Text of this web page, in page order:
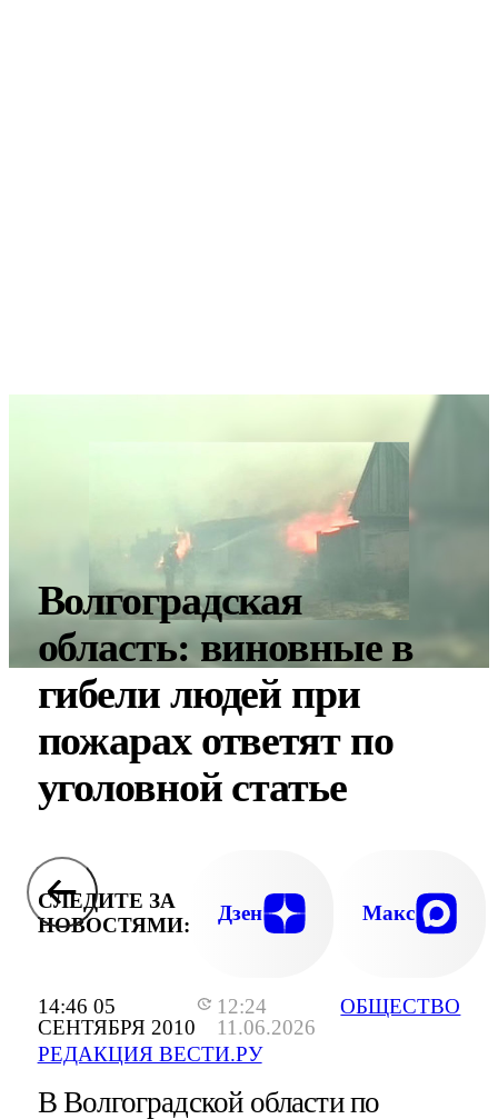
14:46 05
СЕНТЯБРЯ 2010
12:24
11.06.2026
РЕДАКЦИЯ ВЕСТИ.РУ
ОБЩЕСТВО
Волгоградская
область: виновные в
гибели людей при
пожарах ответят по
уголовной статье
СЛЕДИТЕ ЗА
НОВОСТЯМИ:
Дзен Макс
В Волгоградской области по